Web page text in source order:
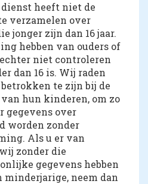
heeft niet de
verzamelen over
jonger zijn dan 16 jaar.
hebben van ouders of
niet controleren
dan 16 is. Wij raden
betrokken te zijn bij de
hun kinderen, om zo
gegevens over
worden zonder
Als u er van
zonder die
gegevens hebben
minderjarige, neem dan